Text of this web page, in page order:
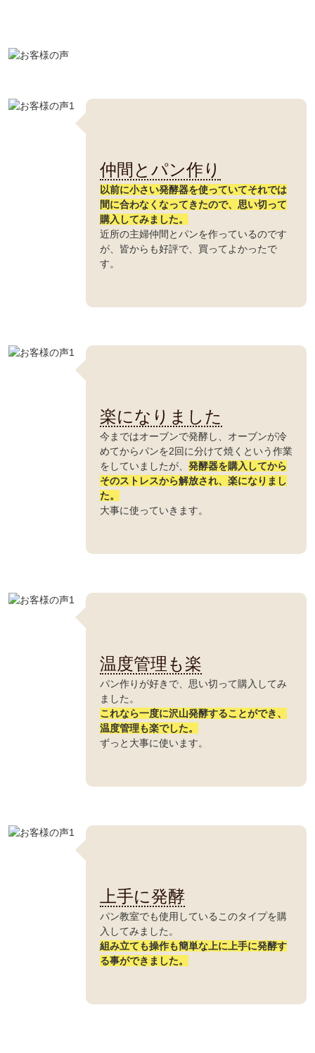
仲間とパン作り
以前に小さい発酵器を使っていてそれでは
間に合わなくなってきたので、思い切って
購入してみました。
近所の主婦仲間とパンを作っているのです
が、皆からも好評で、買ってよかったで
す。
楽になりました
今まではオーブンで発酵し、オーブンが冷
めてからパンを2回に分けて焼くという作業
をしていましたが、 発酵器を購入してから
そのストレスから解放され、楽になりまし
た。
大事に使っていきます。
温度管理も楽
パン作りが好きで、思い切って購入してみ
ました。
これなら一度に沢山発酵することができ、
温度管理も楽でした。
ずっと大事に使います。
上手に発酵
パン教室でも使用しているこのタイプを購
入してみました。
組み立ても操作も簡単な上に上手に発酵す
る事ができました。
会員登録ありがとうございます！
＼ ご登録の感謝を込めて ／